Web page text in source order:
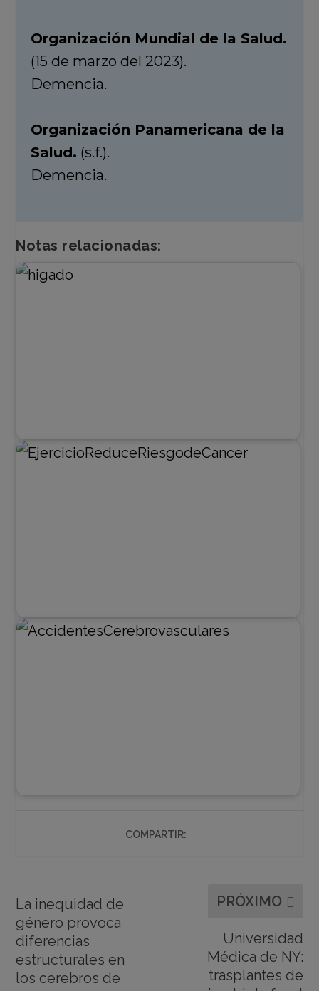
Organización Mundial de la Salud.
(15 de marzo del 2023).
Demencia.
Organización Panamericana de la
Salud. (s.f.).
Demencia.
Notas relacionadas:
COMPARTIR:
La inequidad de
género provoca
diferencias
estructurales en
los cerebros de
PRÓXIMO
Universidad
Médica de NY:
trasplantes de